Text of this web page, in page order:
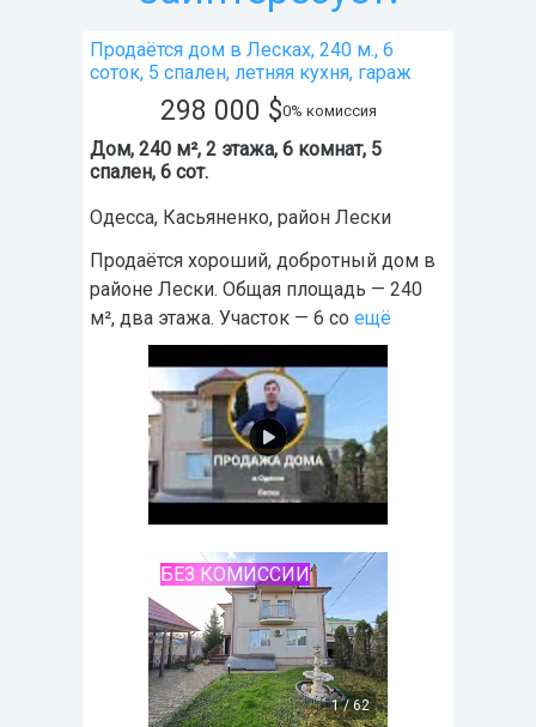
Продаётся дом в Лесках, 240 м., 6
соток, 5 спален, летняя кухня, гараж
298 000 $0% комиссия
Дом, 240 м², 2 этажа, 6 комнат, 5
спален, 6 сот.
Одесса, Касьяненко, район Лески
Продаётся хороший, добротный дом в
районе Лески. Общая площадь — 240
м², два этажа. Участок — 6 со ещё
1/62
БЕЗ КОМИССИИ